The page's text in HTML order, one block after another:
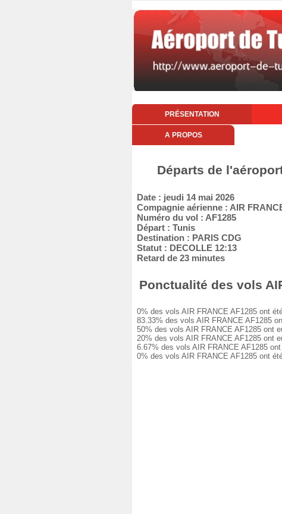
PRÉSENTATION
A PROPOS
Départs de
Date : jeudi 14 mai 2026
Compagnie aérienne : AIR
Numéro du vol : AF1285
Départ : Tunis
Destination : PARIS CDG
Statut : DECOLLE 12:13
Retard de 23 minutes
Ponctualité des vols
0% des vols AIR FRANCE AF1285 ont
83.33% des vols AIR FRANCE AF1285
50% des vols AIR FRANCE AF1285 ont
20% des vols AIR FRANCE AF1285 ont
6.67% des vols AIR FRANCE AF1285
0% des vols AIR FRANCE AF1285 ont